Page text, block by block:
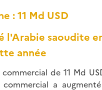
: 11 Md USD
l'Arabie saoudite
année
de 11 Md
a